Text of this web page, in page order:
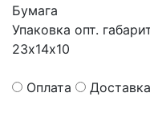
Бумага
Упаковка опт.
23х14х10
Оплата Доставка